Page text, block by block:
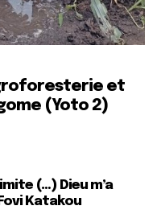
et
(Yoto 2)
(…) Dieu m’a
Katakou